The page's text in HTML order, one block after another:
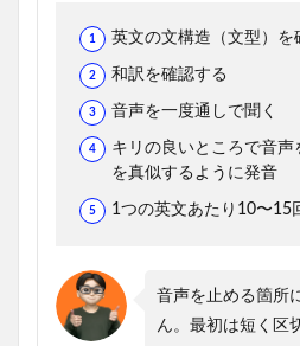
英文の文構造（文型）を
和訳を確認する
音声を一度通しで聞く
キリの良いところで音声
を真似するように発音
1つの英文あたり10〜15
音声を止める箇所
ん。最初は短く区